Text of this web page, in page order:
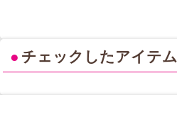
● チェックしたアイテム